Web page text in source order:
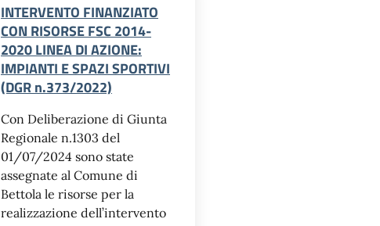
INTERVENTO FINANZIATO
CON RISORSE FSC 2014-
2020 LINEA DI AZIONE:
IMPIANTI E SPAZI SPORTIVI
(DGR n.373/2022)
Con Deliberazione di Giunta
Regionale n.1303 del
01/07/2024 sono state
assegnate al Comune di
Bettola le risorse per la
realizzazione dell’intervento